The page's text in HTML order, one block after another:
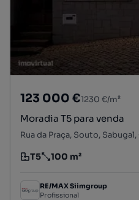
123 000 €1230 €/m²
Moradia T5 para venda
Rua da Praça, Souto,
Tipologia
T5
Preço por metro quadrado
100 m²
RE/MAX Siimgroup
Profissional